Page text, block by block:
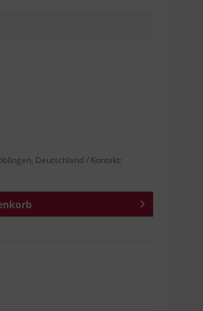
Deutschland / Kontakt: